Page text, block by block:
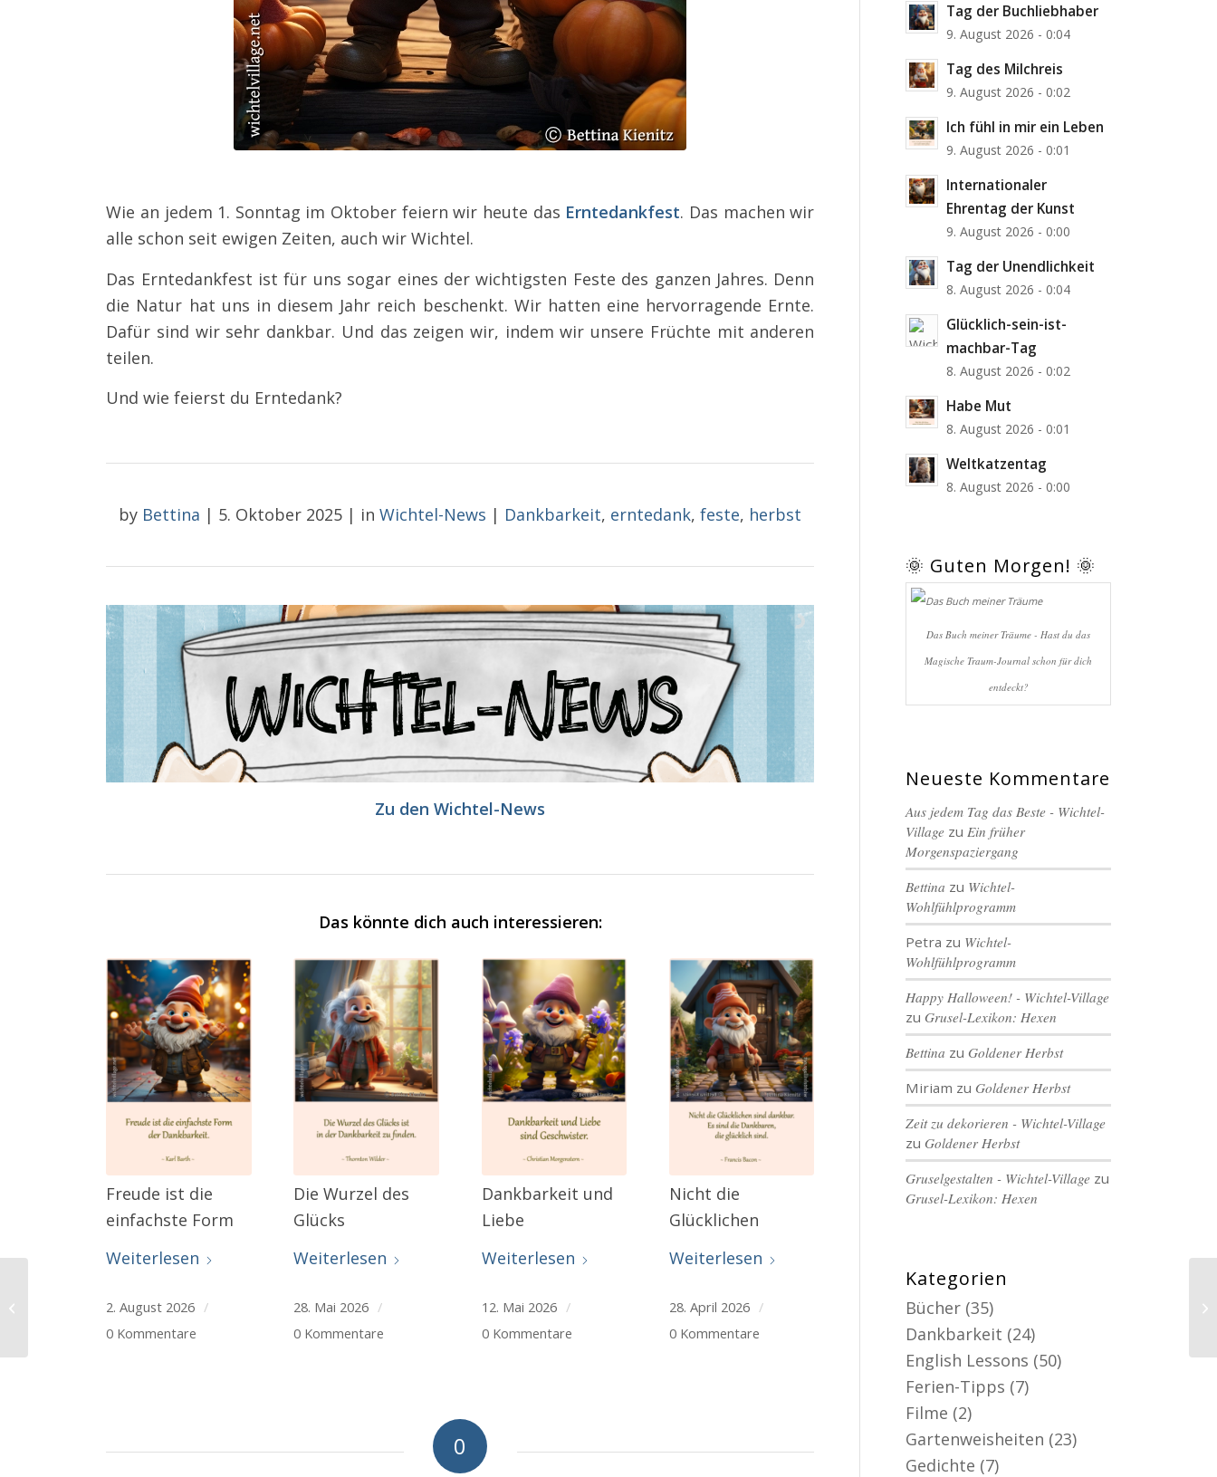
Wie an jedem 1. Sonntag im Oktober feiern wir heute das Erntedankfest. Das machen wir
alle schon seit ewigen Zeiten, auch wir Wichtel.
Das Erntedankfest ist für uns sogar eines der wichtigsten Feste des ganzen Jahres. Denn
die Natur hat uns in diesem Jahr reich beschenkt. Wir hatten eine hervorragende Ernte.
Dafür sind wir sehr dankbar. Und das zeigen wir, indem wir unsere Früchte mit anderen
teilen.
Und wie feierst du Erntedank?
by Bettina | 5. Oktober 2025 | in Wichtel-News | Dankbarkeit, erntedank,feste, herbst
Zu den Wichtel-News
Das könnte dich auch interessieren:
Freude ist die
einfachste Form
Weiterlesen
2. August 2026 /
0 Kommentare
Die Wurzel des
Glücks
Weiterlesen
28. Mai 2026 /
0 Kommentare
Dankbarkeit und
Liebe
Weiterlesen
12. Mai 2026 /
0 Kommentare
Nicht die
Glücklichen
Weiterlesen
28. April 2026 /
0 Kommentare
0
Tag der Buchliebhaber
9. August 2026 - 0:04
Tag des Milchreis
9. August 2026 - 0:02
Ich fühl in mir ein Leben
9. August 2026 - 0:01
Internationaler
Ehrentag der Kunst
9. August 2026 - 0:00
Tag der Unendlichkeit
8. August 2026 - 0:04
Glücklich-sein-ist-
machbar-Tag
8. August 2026 - 0:02
Habe Mut
8. August 2026 - 0:01
Weltkatzentag
8. August 2026 - 0:00
🌞 Guten Morgen! 🌞
Das Buch meiner Träume - Hast du das
Magische Traum-Journal schon für dich
entdeckt?
Neueste Kommentare
Aus jedem Tag das Beste - Wichtel-
Village zu Ein früher
Morgenspaziergang
Bettina zu Wichtel-
Wohlfühlprogramm
Petra zu Wichtel-
Wohlfühlprogramm
Happy Halloween! - Wichtel-Village
zuGrusel-Lexikon: Hexen
Bettina zuGoldener Herbst
Miriam zuGoldener Herbst
Zeit zu dekorieren - Wichtel-Village
zuGoldener Herbst
Gruselgestalten - Wichtel-Village zu
Grusel-Lexikon: Hexen
Kategorien
Bücher (35)
Dankbarkeit (24)
English Lessons (50)
Ferien-Tipps (7)
Filme (2)
Gartenweisheiten (23)
Gedichte (7)